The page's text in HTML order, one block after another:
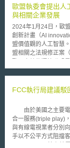
際間的信任。其架構設計成四個層次
令（Directive on the
「核心政策/法定強制
核心政策從三大面向
就三大核心政策制訂
本，包含應用標準，
序。 二、機關實體安全管理指引：管制區及風險減輕控制[2] 本指引的
（contractor）及個
人員駐點場所，但若
內容可分成四大項：
measure）、管制區
requirements）、個
歐盟執委會提出人
與相關企業發展
2024年1月24日，歐
創新計畫（AI
盟價值觀的人工智慧。該計畫包
盟相關之法規修正案
2021/1173)建立之組
務，以支持科學和工
立一站式服務以支持
歐盟執委會下設立人
政策執行。 3.透過跨國論壇推動以下工作： (1)藉歐洲地平線計畫、數位歐
洲計畫，向試圖開發
FCC執行局建議駁
由於美國之主要電
合一服務(triple play)
與有線電視業者分別
手以不公平方式阻擋